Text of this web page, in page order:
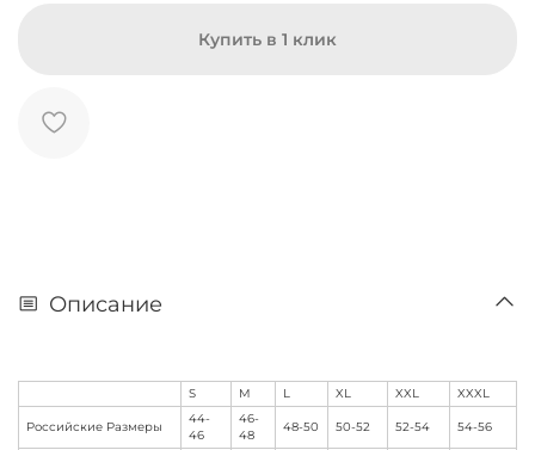
Купить в 1 клик
Описание
S M L XL XXL XXXL
Российские Размеры
44-
46
46-
48
48-50 50-52 52-54 54-56